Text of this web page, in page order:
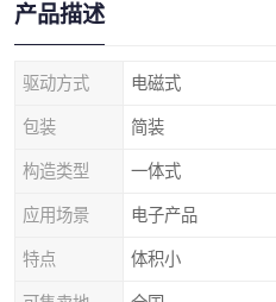
产品描述
驱动方式 电磁式
包装 简装
构造类型 一体式
应用场景 电子产品
特点 体积小